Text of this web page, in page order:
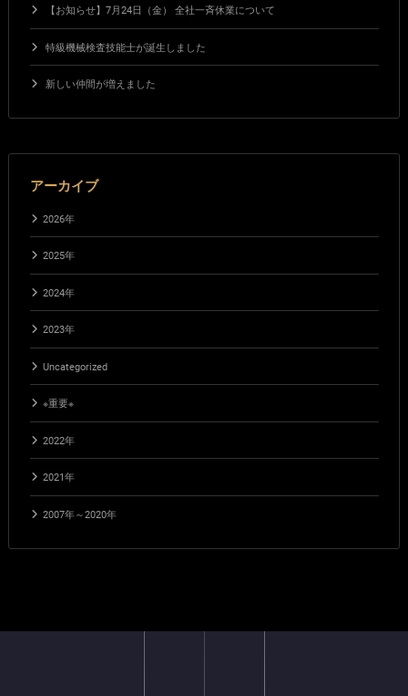
【お知らせ】7月24日（金） 全社一斉休業について
特級機械検査技能士が誕生しました
新しい仲間が増えました
アーカイブ
2026年
2025年
2024年
2023年
Uncategorized
※重要※
2022年
2021年
2007年～2020年